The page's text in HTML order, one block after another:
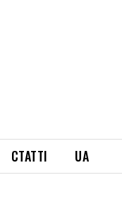
СТАТТІ UA